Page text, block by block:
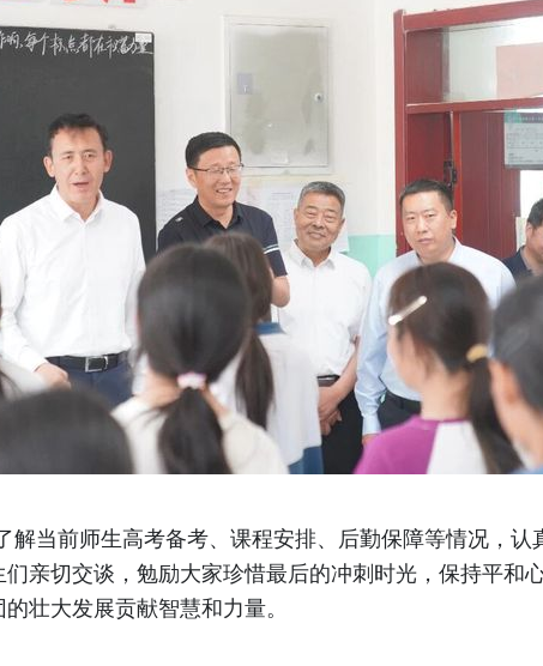
解当前师生高考备考、课程安排、后勤保障等情况，
亲切交谈，勉励大家珍惜最后的冲刺时光，保持平和
壮大发展贡献智慧和力量。